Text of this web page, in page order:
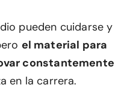
pueden cuidarse y
el material para
constantemente
en la carrera.